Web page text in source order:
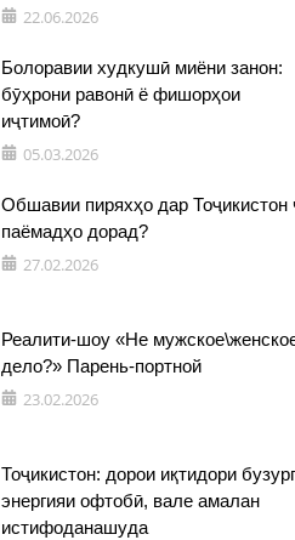
22.06.2026
Болоравии худкушӣ миёни занон:
бӯҳрони равонӣ ё фишорҳои
иҷтимоӣ?
05.03.2026
Обшавии пиряхҳо дар Тоҷикистон
паёмадҳо дорад?
27.02.2026
Реалити-шоу «Не
дело?» Парень-портной
23.02.2026
Тоҷикистон: дорои иқтидори
энергияи офтобӣ, вале амалан
истифоданашуда